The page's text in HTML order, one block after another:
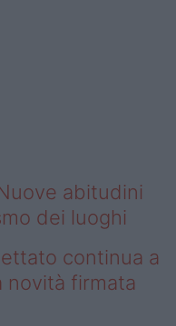
abitudini
dei luoghi
continua a
novità firmata